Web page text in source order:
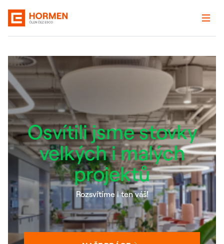
Osvítili jsme stovky
velkých i malých
projektů
Rozsvítíme i ten váš!